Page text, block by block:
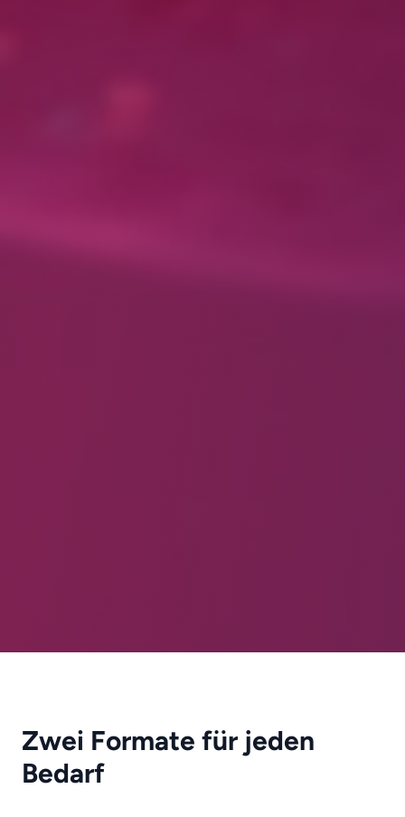
Zwei Formate für jeden
Bedarf